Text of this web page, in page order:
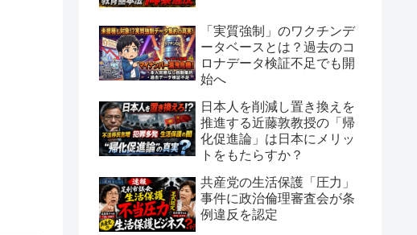
「実質強制」のワクチンデ
ータベースとは？過去のコ
ロナデータ検証不足でも開
始へ
日本人を削減し置き換えを
推進する近藤敦教授の「帰
化促進論」は日本にメリッ
トをもたらすか？
共産党の生活保護「圧力」
事件に政治倫理審査会が条
例違反を認定